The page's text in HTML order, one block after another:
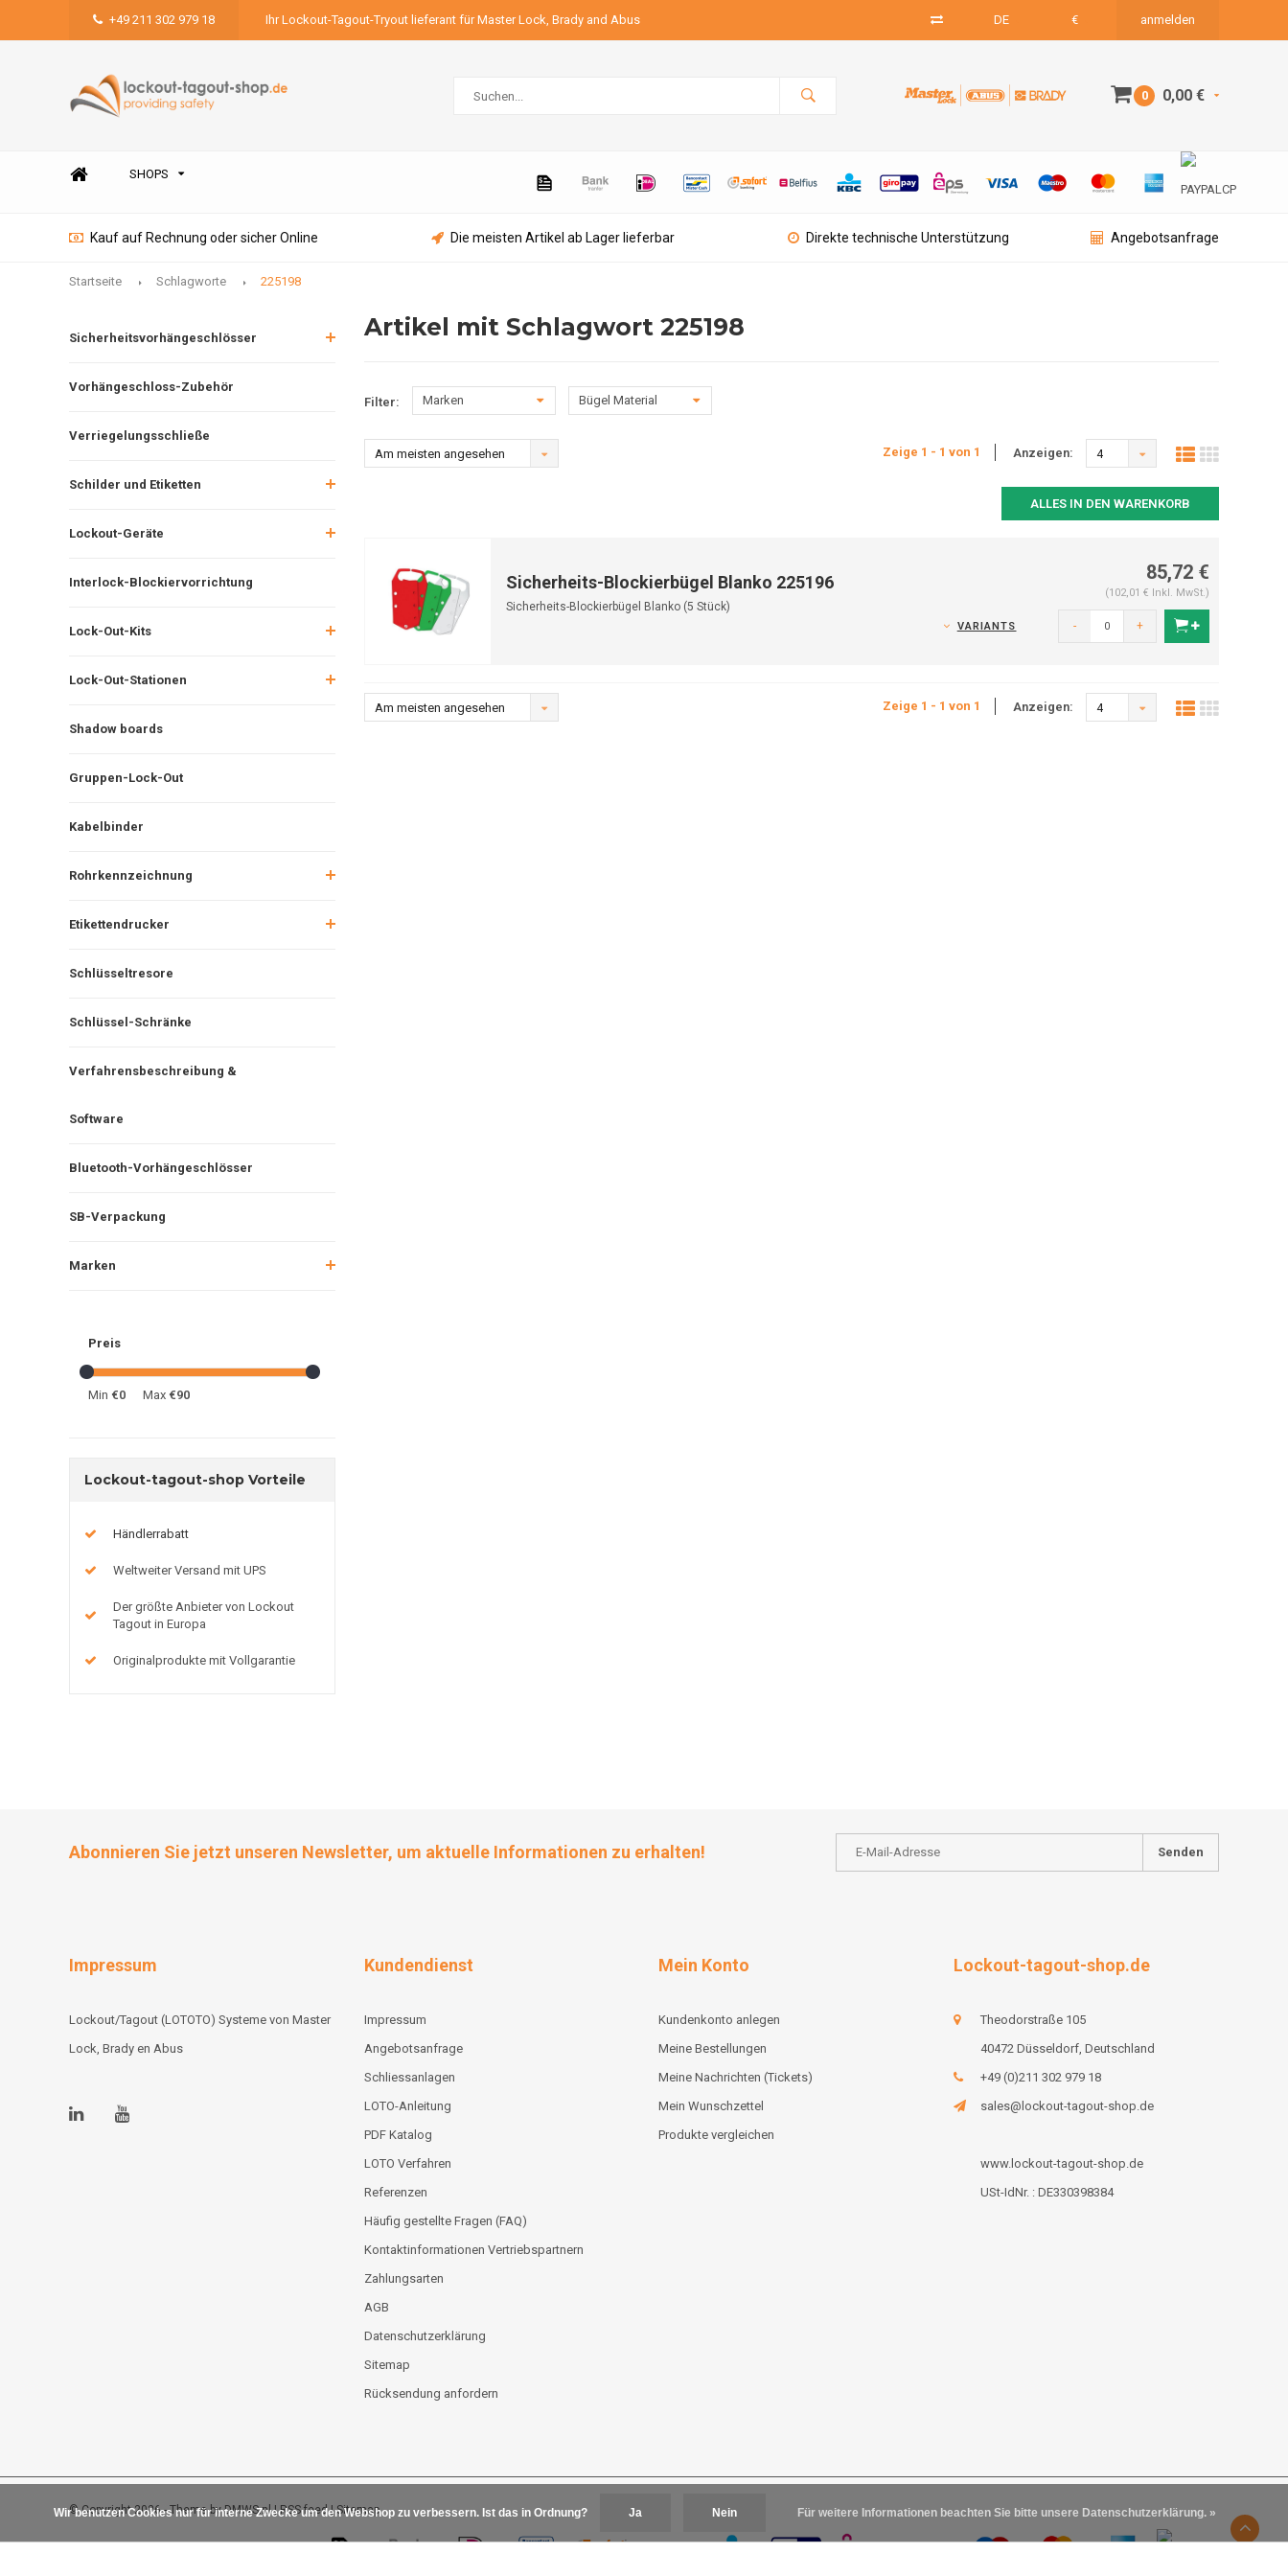
+49 211 302 979 18 Ihr Lockout-Tagout-Tryout lieferant für Master Lock, Brady and Abus DE € anmelden
0 0,00 €
SHOPS
Kauf auf Rechnung oder sicher Online Die meisten Artikel ab Lager lieferbar Direkte technische Unterstützung Angebotsanfrage
Startseite Schlagworte 225198
Sicherheitsvorhängeschlösser
Vorhängeschloss-Zubehör
Verriegelungsschließe
Schilder und Etiketten
Lockout-Geräte
Interlock-Blockiervorrichtung
Lock-Out-Kits
Lock-Out-Stationen
Shadow boards
Gruppen-Lock-Out
Kabelbinder
Rohrkennzeichnung
Etikettendrucker
Schlüsseltresore
Schlüssel-Schränke
Verfahrensbeschreibung &
Software
Bluetooth-Vorhängeschlösser
SB-Verpackung
Marken
Preis
Min €0 Max €90
Lockout-tagout-shop Vorteile
Händlerrabatt
Weltweiter Versand mit UPS
Der größte Anbieter von Lockout
Tagout in Europa
Originalprodukte mit Vollgarantie
Artikel mit Schlagwort 225198
Filter: Marken Bügel Material
Am meisten angesehen Zeige 1 - 1 von 1 Anzeigen: 4
ALLES IN DEN WARENKORB
Sicherheits-Blockierbügel Blanko 225196
Sicherheits-Blockierbügel Blanko (5 Stück)
85,72 €
(102,01 € Inkl. MwSt.)
VARIANTS - +
Am meisten angesehen Zeige 1 - 1 von 1 Anzeigen: 4
Abonnieren Sie jetzt unseren Newsletter, um aktuelle Informationen zu erhalten! Senden
Impressum
Lockout/Tagout (LOTOTO) Systeme von Master
Lock, Brady en Abus
Kundendienst
Impressum
Angebotsanfrage
Schliessanlagen
LOTO-Anleitung
PDF Katalog
LOTO Verfahren
Referenzen
Häufig gestellte Fragen (FAQ)
Kontaktinformationen Vertriebspartnern
Zahlungsarten
AGB
Datenschutzerklärung
Sitemap
Rücksendung anfordern
Mein Konto
Kundenkonto anlegen
Meine Bestellungen
Meine Nachrichten (Tickets)
Mein Wunschzettel
Produkte vergleichen
Lockout-tagout-shop.de
Theodorstraße 105
40472 Düsseldorf, Deutschland
+49 (0)211 302 979 18
sales@lockout-tagout-shop.de
www.lockout-tagout-shop.de
USt-IdNr. : DE330398384
© Copyright 2026 - Theme byDMWS.nl|RSS feed|Sitemap
Wir benutzen Cookies nur für interne Zwecke um den Webshop zu verbessern. Ist das in Ordnung? Ja Nein Für weitere Informationen beachten Sie bitte unsere Datenschutzerklärung. »